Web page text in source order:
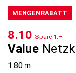
MENGENRABATT
Value
1.80 m
CHF
8.10 Spare CHF
1.–